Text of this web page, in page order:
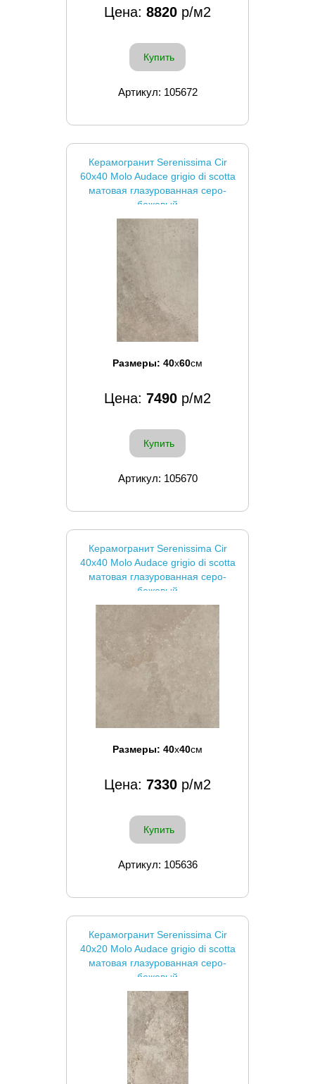
Цена: 8820 р/м2
Купить
Артикул: 105672
Керамогранит Serenissima Cir
60x40 Molo Audace grigio di scotta
матовая глазурованная серо-
бежевый
Размеры: 40x60см
Цена: 7490 р/м2
Купить
Артикул: 105670
Керамогранит Serenissima Cir
40x40 Molo Audace grigio di scotta
матовая глазурованная серо-
бежевый
Размеры: 40x40см
Цена: 7330 р/м2
Купить
Артикул: 105636
Керамогранит Serenissima Cir
40x20 Molo Audace grigio di scotta
матовая глазурованная серо-
бежевый